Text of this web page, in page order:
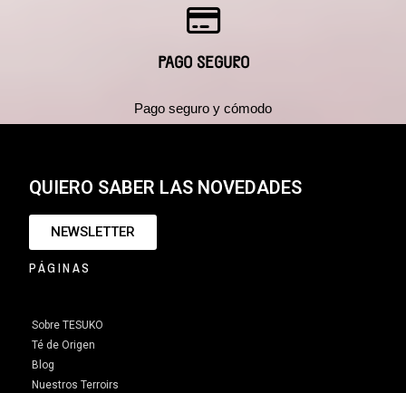
PAGO SEGURO
Pago seguro y cómodo
QUIERO SABER LAS NOVEDADES
NEWSLETTER
PÁGINAS
Sobre TESUKO
Té de Origen
Blog
Nuestros Terroirs